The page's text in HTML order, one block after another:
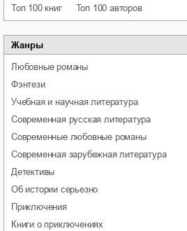
Топ 100 книг Топ 100 авторов
Жанры
любовные романы
фэнтези
учебная и научная литература
современная русская литература
современные любовные романы
современная зарубежная литература
детективы
об истории серьезно
приключения
книги о приключениях